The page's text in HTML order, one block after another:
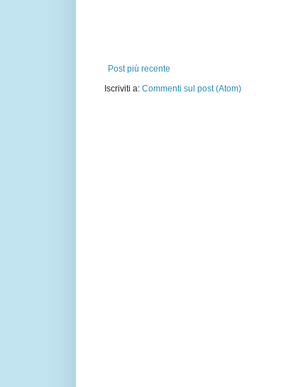
Post più recente
Iscriviti a: Commenti sul post (Atom)